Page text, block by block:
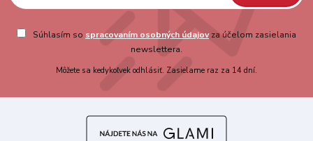
Súhlasím so spracovaním osobných údajovza účelom zasielania
newslettera.
Môžete sa kedykoľvek odhlásiť. Zasielame raz za 14 dní.